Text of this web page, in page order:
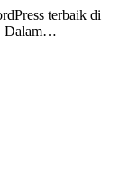
terbaik di
Dalam…